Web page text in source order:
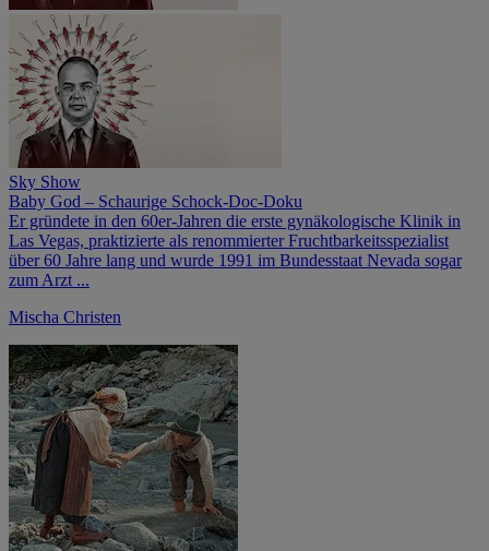
Sky Show
Baby God – Schaurige Schock-Doc-Doku
Er gründete in den 60er-Jahren die erste gynäkologische Klinik in
Las Vegas, praktizierte als renommierter Fruchtbarkeitsspezialist
über 60 Jahre lang und wurde 1991 im Bundesstaat Nevada sogar
zum Arzt ...
Mischa Christen